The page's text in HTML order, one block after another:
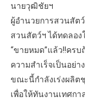
นายวุฒิชัยฯ
ผู้อำนวยการสวนสัต
สวนสัตว์ฯ ได้ทดลอง
“ขายหมด”แล้ว!!คร
ความสำเร็จเป็นอย่า
ขณะนี้กำลังเร่งผลิต
เพื่อให้ทันงานเทศก